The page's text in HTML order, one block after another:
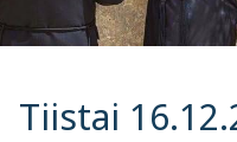
Tiistai